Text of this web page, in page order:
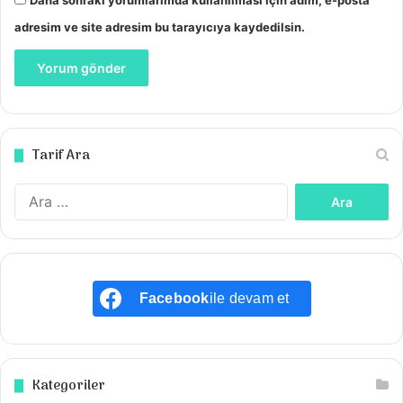
adresim ve site adresim bu tarayıcıya kaydedilsin.
Tarif Ara
Facebookile devam et
Kategoriler